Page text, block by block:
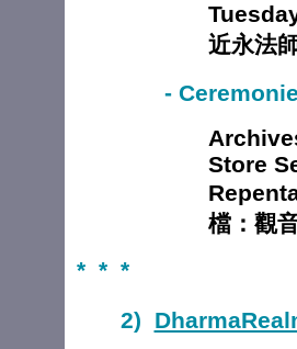
近永法
-
Store
檔：觀
* * *
2)